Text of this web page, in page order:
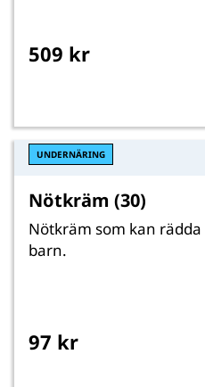
509 kr
UNDERNÄRING
Nötkräm (30)
Nötkräm som kan
barn.
97 kr